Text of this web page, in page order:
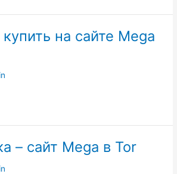
на сайте Mega
– сайт Mega в Tor